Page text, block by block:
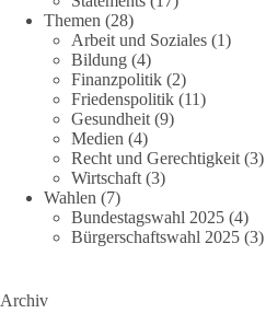
Themen (28)
Arbeit und Soziales (1)
Bildung (4)
Finanzpolitik (2)
Friedenspolitik (11)
Gesundheit (9)
Medien (4)
Recht und Gerechtigkeit (3)
Wirtschaft (3)
Wahlen (7)
Bundestagswahl 2025 (4)
Bürgerschaftswahl 2025 (3)
Archiv